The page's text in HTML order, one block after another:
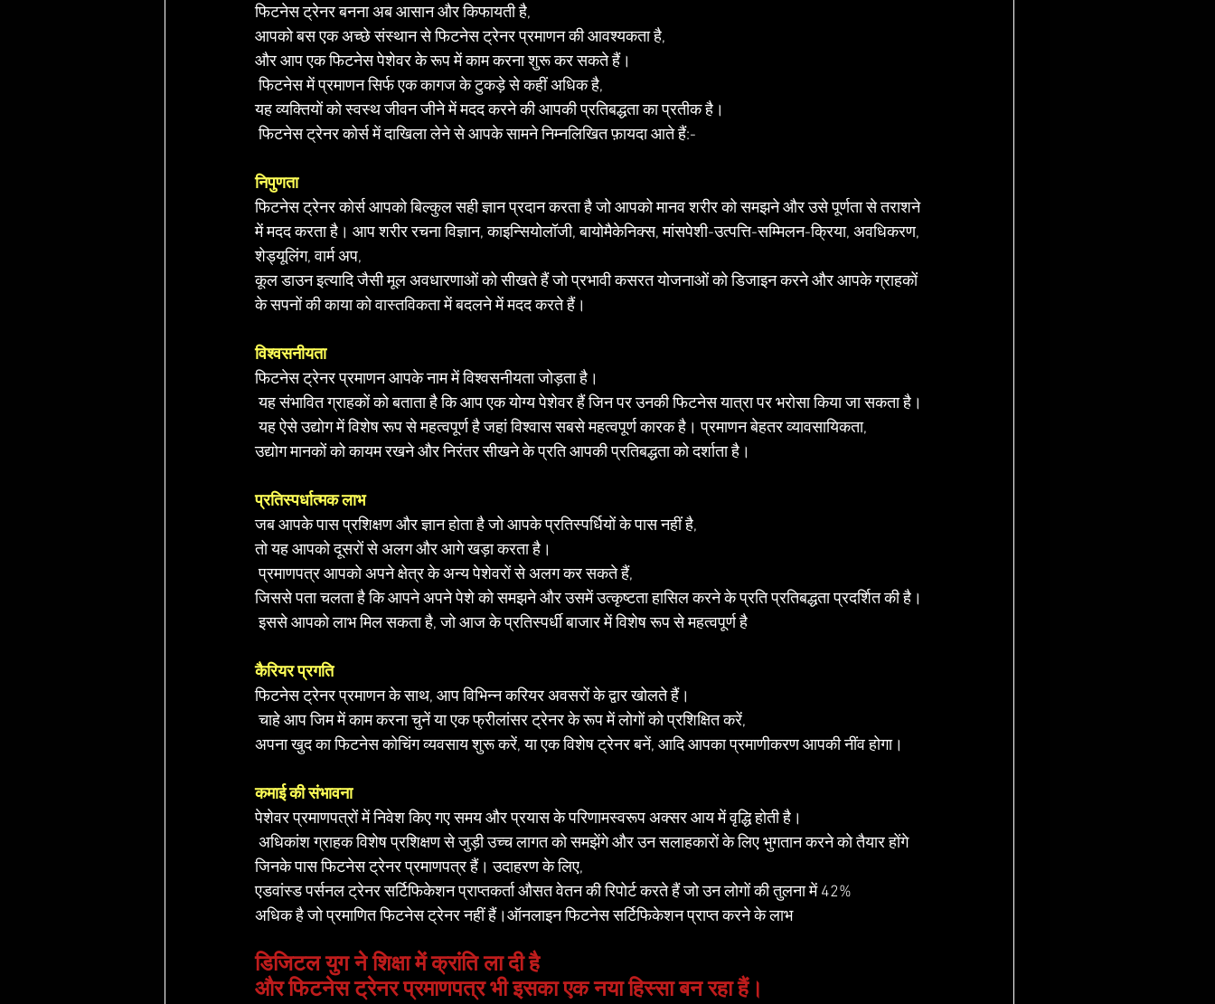
फिटनेस ट्रेनर बनना अब आसान और किफायती है,
आपको बस एक अच्छे संस्थान से फिटनेस ट्रेनर प्रमाणन की आवश्यकता है,
और आप एक फिटनेस पेशेवर के रूप में काम करना शुरू कर सकते हैं।
फिटनेस में प्रमाणन सिर्फ एक कागज के टुकड़े से कहीं अधिक है,
यह व्यक्तियों को स्वस्थ जीवन जीने में मदद करने की आपकी प्रतिबद्धता का प्रतीक है।
फिटनेस ट्रेनर कोर्स में दाखिला लेने से आपके सामने निम्नलिखित फ़ायदा आते हैं:-
निपुणता
फिटनेस ट्रेनर कोर्स आपको बिल्कुल सही ज्ञान प्रदान करता है जो आपको मानव शरीर को समझने और उसे पूर्णता से तराशने
में मदद करता है। आप शरीर रचना विज्ञान, काइन्सियोलॉजी, बायोमैकेनिक्स, मांसपेशी-उत्पत्ति-सम्मिलन-क्रिया, अवधिकरण,
शेड्यूलिंग, वार्म अप,
कूल डाउन इत्यादि जैसी मूल अवधारणाओं को सीखते हैं जो प्रभावी कसरत योजनाओं को डिजाइन करने और आपके ग्राहकों
के सपनों की काया को वास्तविकता में बदलने में मदद करते हैं।
विश्वसनीयता
फिटनेस ट्रेनर प्रमाणन आपके नाम में विश्वसनीयता जोड़ता है।
यह संभावित ग्राहकों को बताता है कि आप एक योग्य पेशेवर हैं जिन पर उनकी फिटनेस यात्रा पर भरोसा किया जा सकता है।
यह ऐसे उद्योग में विशेष रूप से महत्वपूर्ण है जहां विश्वास सबसे महत्वपूर्ण कारक है। प्रमाणन बेहतर व्यावसायिकता,
उद्योग मानकों को कायम रखने और निरंतर सीखने के प्रति आपकी प्रतिबद्धता को दर्शाता है।
प्रतिस्पर्धात्मक लाभ
जब आपके पास प्रशिक्षण और ज्ञान होता है जो आपके प्रतिस्पर्धियों के पास नहीं है,
तो यह आपको दूसरों से अलग और आगे खड़ा करता है।
प्रमाणपत्र आपको अपने क्षेत्र के अन्य पेशेवरों से अलग कर सकते हैं,
जिससे पता चलता है कि आपने अपने पेशे को समझने और उसमें उत्कृष्टता हासिल करने के प्रति प्रतिबद्धता प्रदर्शित की है।
इससे आपको लाभ मिल सकता है, जो आज के प्रतिस्पर्धी बाजार में विशेष रूप से महत्वपूर्ण है
कैरियर प्रगति
फिटनेस ट्रेनर प्रमाणन के साथ, आप विभिन्न करियर अवसरों के द्वार खोलते हैं।
चाहे आप जिम में काम करना चुनें या एक फ्रीलांसर ट्रेनर के रूप में लोगों को प्रशिक्षित करें,
अपना खुद का फिटनेस कोचिंग व्यवसाय शुरू करें, या एक विशेष ट्रेनर बनें, आदि आपका प्रमाणीकरण आपकी नींव होगा।
कमाई की संभावना
पेशेवर प्रमाणपत्रों में निवेश किए गए समय और प्रयास के परिणामस्वरूप अक्सर आय में वृद्धि होती है।
अधिकांश ग्राहक विशेष प्रशिक्षण से जुड़ी उच्च लागत को समझेंगे और उन सलाहकारों के लिए भुगतान करने को तैयार होंगे
जिनके पास फिटनेस ट्रेनर प्रमाणपत्र हैं। उदाहरण के लिए,
एडवांस्ड पर्सनल ट्रेनर सर्टिफिकेशन प्राप्तकर्ता औसत वेतन की रिपोर्ट करते हैं जो उन लोगों की तुलना में 42%
अधिक है जो प्रमाणित फिटनेस ट्रेनर नहीं हैं।ऑनलाइन फिटनेस सर्टिफिकेशन प्राप्त करने के लाभ
डिजिटल युग ने शिक्षा में क्रांति ला दी है
और फिटनेस ट्रेनर प्रमाणपत्र भी इसका एक नया हिस्सा बन रहा हैं।